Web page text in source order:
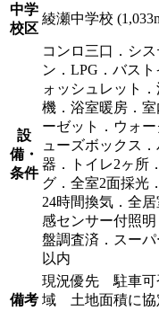
中学
校区
綾瀬中学校
設
備・
条件
コンロ三口．シ
ン．LPG．バス
ォッシュレット
機．浴室暖房．
ーゼット．ウォ
ューズボックス
器．トイレ2ヶ所
グ．全室2面採光
24時間換気．全
感センサー付照
盤調査済．スー
以内
備考
現況優先 駐車可
域 土地面積に協